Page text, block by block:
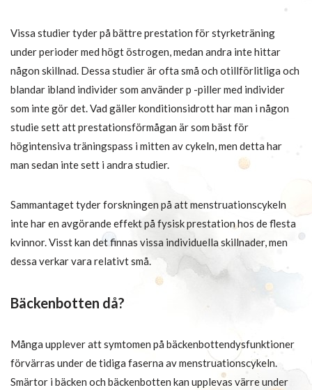
Vissa studier tyder på bättre prestation för styrketräning
under perioder med högt östrogen, medan andra inte hittar
någon skillnad. Dessa studier är ofta små och otillförlitliga och
blandar ibland individer som använder p -piller med individer
som inte gör det. Vad gäller konditionsidrott har man i någon
studie sett att prestationsförmågan är som bäst för
högintensiva träningspass i mitten av cykeln, men detta har
man sedan inte sett i andra studier.
Sammantaget tyder forskningen på att menstruationscykeln
inte har en avgörande effekt på fysisk prestation hos de flesta
kvinnor. Visst kan det finnas vissa individuella skillnader, men
dessa verkar vara relativt små.
Bäckenbotten då?
Många upplever att symtomen på bäckenbottendysfunktioner
förvärras under de tidiga faserna av menstruationscykeln.
Smärtor i bäcken och bäckenbotten kan upplevas värre under